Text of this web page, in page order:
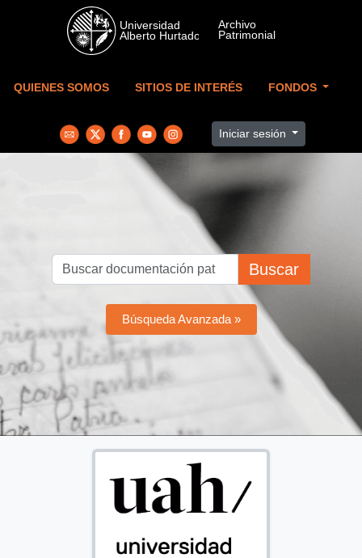
Skip to main content
QUIENES SOMOS SITIOS DE INTERÉS FONDOS
Iniciar sesión
Buscar
Búsqueda Avanzada »